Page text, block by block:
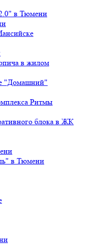
в Тюмени
в жилом
"Домашний"
Ритмы
блока в ЖК
в Тюмени